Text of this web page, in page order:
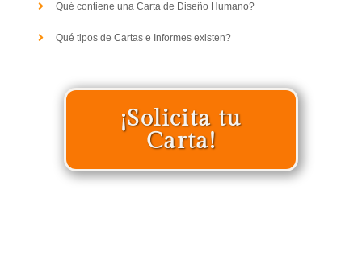
Qué contiene una Carta de Diseño Humano?
Qué tipos de Cartas e Informes existen?
¡Solicita tu
Carta!